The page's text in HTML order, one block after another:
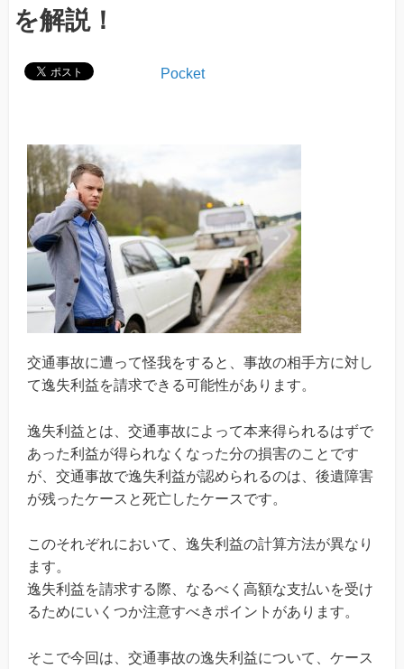
を解説！
Pocket
交通事故に遭って怪我をすると、事故の相手方に対し
て逸失利益を請求できる可能性があります。
逸失利益とは、交通事故によって本来得られるはずで
あった利益が得られなくなった分の損害のことです
が、交通事故で逸失利益が認められるのは、後遺障害
が残ったケースと死亡したケースです。
このそれぞれにおいて、逸失利益の計算方法が異なり
ます。
逸失利益を請求する際、なるべく高額な支払いを受け
るためにいくつか注意すべきポイントがあります。
そこで今回は、交通事故の逸失利益について、ケース